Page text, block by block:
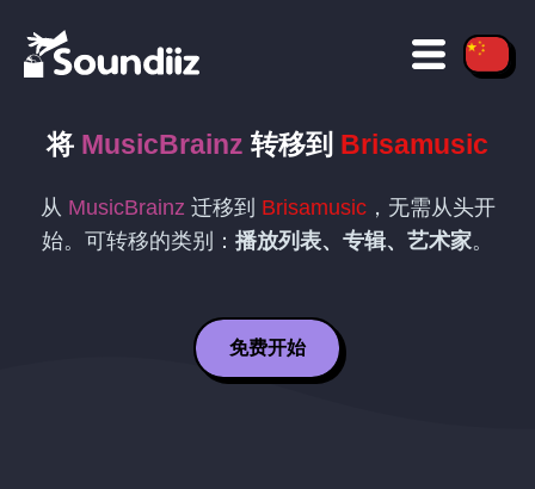
将 MusicBrainz 转移到 Brisamusic
从 MusicBrainz 迁移到 Brisamusic，无需从头开
始。可转移的类别： 播放列表、专辑、艺术家。
免费开始